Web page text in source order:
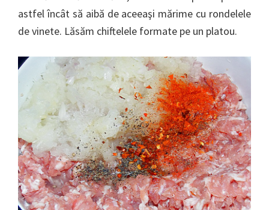
astfel încât să aibă de aceeaşi mărime cu rondelele
de vinete. Lăsăm chiftelele formate pe un platou.